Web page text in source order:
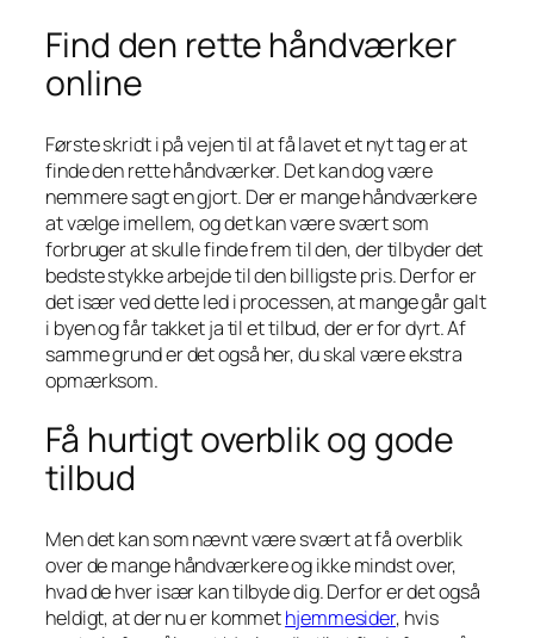
Find den rette håndværker
online
Første skridt i på vejen til at få lavet et nyt tag er at
finde den rette håndværker. Det kan dog være
nemmere sagt en gjort. Der er mange håndværkere
at vælge imellem, og det kan være svært som
forbruger at skulle finde frem til den, der tilbyder det
bedste stykke arbejde til den billigste pris. Derfor er
det især ved dette led i processen, at mange går galt
i byen og får takket ja til et tilbud, der er for dyrt. Af
samme grund er det også her, du skal være ekstra
opmærksom.
Få hurtigt overblik og gode
tilbud
Men det kan som nævnt være svært at få overblik
over de mange håndværkere og ikke mindst over,
hvad de hver især kan tilbyde dig. Derfor er det også
heldigt, at der nu er kommethjemmesider, hvis